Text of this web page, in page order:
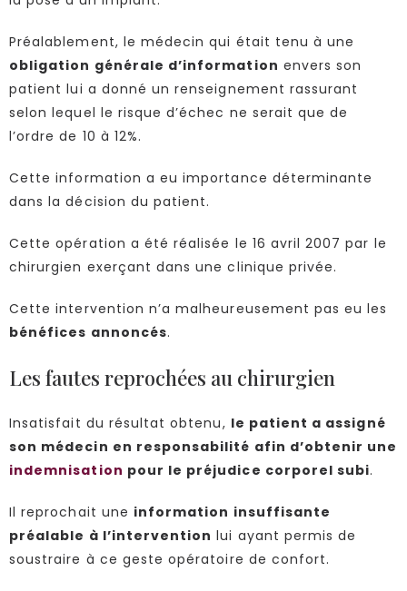
Préalablement, le médecin qui était tenu à une
obligation générale d’information envers son
patient lui a donné un renseignement rassurant
selon lequel le risque d’échec ne serait que de
l’ordre de 10 à 12%.
Cette information a eu importance déterminante
dans la décision du patient.
Cette opération a été réalisée le 16 avril 2007 par le
chirurgien exerçant dans une clinique privée.
Cette intervention n’a malheureusement pas eu les
bénéfices annoncés.
Les fautes reprochées au chirurgien
Insatisfait du résultat obtenu, le patient a assigné
son médecin en responsabilité afin d’obtenir une
indemnisation pour le préjudice corporel subi.
Il reprochait une information insuffisante
préalable à l’intervention lui ayant permis de
soustraire à ce geste opératoire de confort.